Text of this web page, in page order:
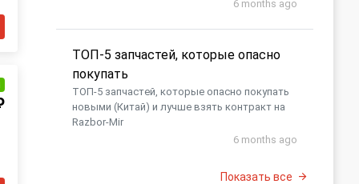
6 months ago
​ТОП-5 запчастей, которые опасно
покупать
​ТОП-5 запчастей, которые опасно покупать
новыми (Китай) и лучше взять контракт на
Razbor-Mir
6 months ago
Показать все